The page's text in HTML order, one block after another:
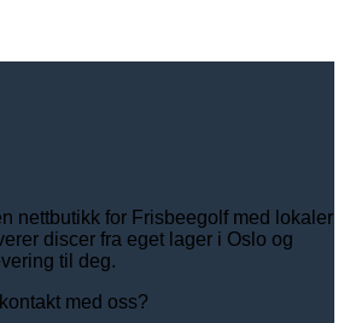
nettbutikk for Frisbeegolf med lokaler
discer fra eget lager i Oslo og
til deg.
med oss?